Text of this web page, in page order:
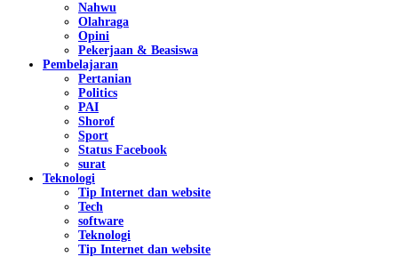
Nahwu
Olahraga
Opini
Pekerjaan & Beasiswa
Pembelajaran
Pertanian
Politics
PAI
Shorof
Sport
Status Facebook
surat
Teknologi
Tip Internet dan website
Tech
software
Teknologi
Tip Internet dan website